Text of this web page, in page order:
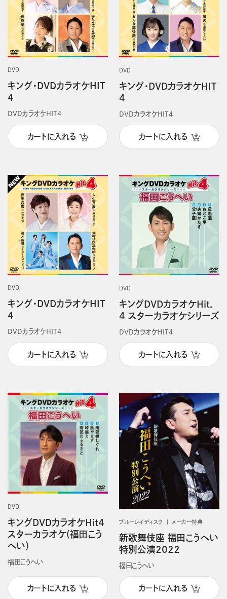
DVD
キング・DVDカラオケHIT
4
DVDカラオケHIT4
カートに入れる
DVD
キング・DVDカラオケHIT
4
DVDカラオケHIT4
カートに入れる
DVD
キング・DVDカラオケHIT
4
DVDカラオケHIT4
カートに入れる
DVD
キングDVDカラオケHit．
4 スターカラオケシリーズ
DVDカラオケHIT4
カートに入れる
DVD
キングDVDカラオケHit4
スターカラオケ(福田こう
へい）
福田こうへい
カートに入れる
ブルーレイディスク メーカー特典
新歌舞伎座 福田こうへい
特別公演2022
福田こうへい
カートに入れる